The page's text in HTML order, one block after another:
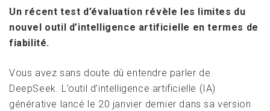
Un récent test d’évaluation révèle les limites du
nouvel outil d’intelligence artificielle en termes de
fiabilité.
Vous avez sans doute dû entendre parler de
DeepSeek. L’outil d’intelligence artificielle (IA)
générative lancé le 20 janvier dernier dans sa version